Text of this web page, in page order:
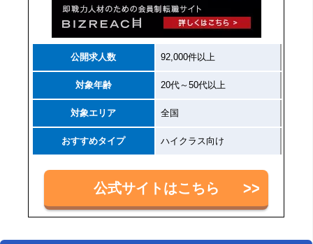
公開求人数 92,000件以上
対象年齢 20代～50代以上
対象エリア 全国
おすすめタイプ ハイクラス向け
公式サイトはこちら